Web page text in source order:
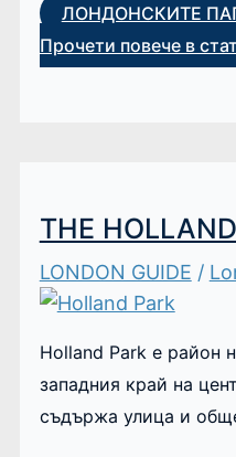
ЛОНДОНСКИТЕ
Прочети повече в
THE
LONDON GUIDE /
Holland Park е район
западния край на
съдържа улица и